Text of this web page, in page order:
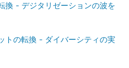
換 - デジタリゼーションの波を
トの転換 - ダイバーシティの実